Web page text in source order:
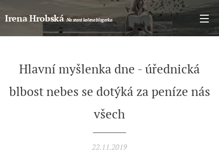
Irena HrobskáNa stará kolena blogerka
Hlavní myšlenka dne - úřednická
blbost nebes se dotýká za peníze nás
všech
22.11.2019
Vypadá
sušené
růžičky,